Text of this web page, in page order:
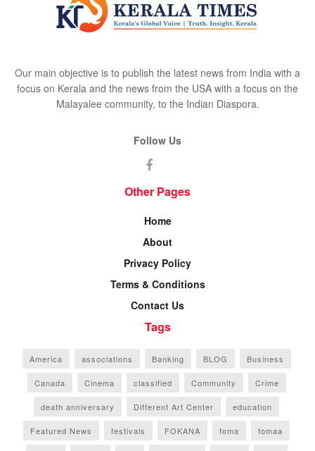
Our main objective is to publish the latest news from India with a
focus on Kerala and the news from the USA with a focus on the
Malayalee community, to the Indian Diaspora.
Follow Us
Other Pages
Home
About
Privacy Policy
Terms & Conditions
Contact Us
Tags
America associations Banking BLOG Business
Canada Cinema classified Community Crime
death anniversary Different Art Center education
Featured News festivals FOKANA foma fomaa